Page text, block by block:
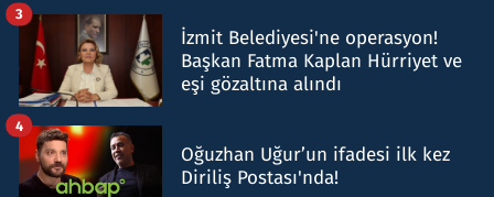
İzmit Belediyesi'ne operasyon!
Başkan Fatma Kaplan Hürriyet ve
eşi gözaltına alındı
3
Oğuzhan Uğur’un ifadesi ilk kez
Diriliş Postası'nda!
4